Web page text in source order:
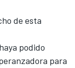
de esta
podido
para